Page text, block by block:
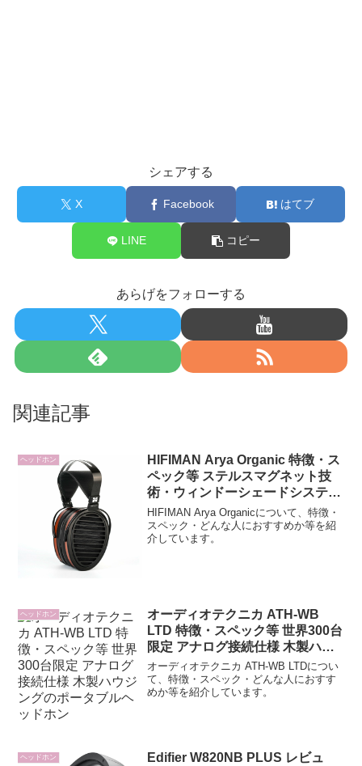
シェアする
X Facebook はてブ
LINE コピー
あらげをフォローする
関連記事
ヘッドホン
HIFIMAN Arya Organic 特徴・ス
ペック等 ステルスマグネット技
術・ウィンドーシェードシステム
搭載 平面磁界型ヘッドホン
HIFIMAN Arya Organicについて、特徴・
スペック・どんな人におすすめか等を紹
介しています。
ヘッドホン
オーディオテクニカ ATH-WB
LTD 特徴・スペック等 世界300台
限定 アナログ接続仕様 木製ハウ
ジングのポータブルヘッドホン
オーディオテクニカ ATH-WB LTDについ
て、特徴・スペック・どんな人におすす
めか等を紹介しています。
ヘッドホン
Edifier W820NB PLUS レビュ